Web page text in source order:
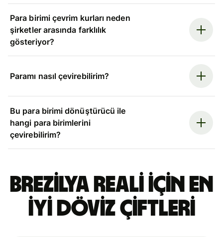
Para birimi çevrim kurları neden
şirketler arasında farklılık
gösteriyor?
Paramı nasıl çevirebilirim?
Bu para birimi dönüştürücü ile
hangi para birimlerini
çevirebilirim?
Brezilya reali için en
iyi döviz çiftleri